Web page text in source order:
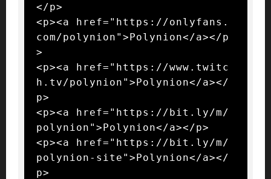
</p>
<p><a href="https://onlyfans.
com/polynion">Polynion</a></p
>
<p><a href="https://www.twitc
h.tv/polynion">Polynion</a></
p>
<p><a href="https://bit.ly/m/
polynion">Polynion</a></p>
<p><a href="https://bit.ly/m/
polynion-site">Polynion</a></
p>